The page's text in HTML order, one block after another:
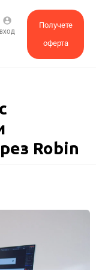
Получете
оферта
account_circle
ВХОД
Robin